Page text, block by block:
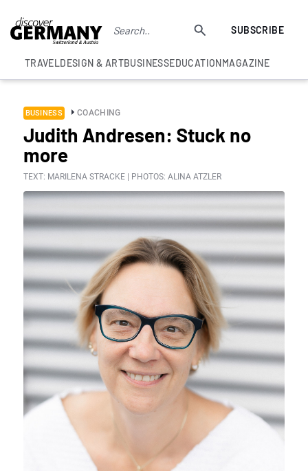
SUBSCRIBE
TRAVELDESIGN & ARTBUSINESSEDUCATIONMAGAZINE
BUSINESS COACHING
Judith Andresen: Stuck no
more
TEXT: MARILENA STRACKE | PHOTOS: ALINA ATZLER